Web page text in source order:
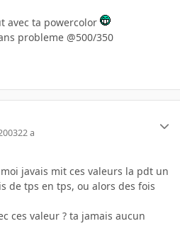
avec ta powercolor
probleme @500/350
22 a
javais mit ces valeurs la pdt un
de tps en tps, ou alors des fois
ces valeur ? ta jamais aucun